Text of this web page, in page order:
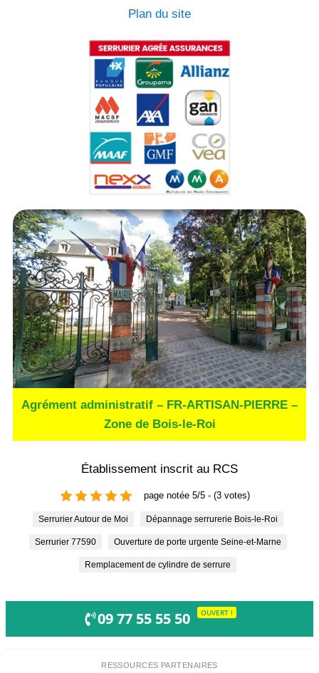
Plan du site
Agrément administratif – FR-ARTISAN-PIERRE –
Zone de Bois-le-Roi
Établissement inscrit au RCS
page notée 5/5 - (3 votes)
Serrurier Autour de Moi Dépannage serrurerie Bois-le-Roi
Serrurier 77590 Ouverture de porte urgente Seine-et-Marne
Remplacement de cylindre de serrure
09 77 55 55 50 OUVERT !
RESSOURCES PARTENAIRES